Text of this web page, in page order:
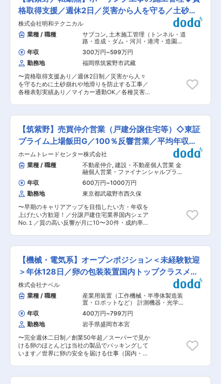
様々なニーズを充たすトータルな態勢を整えてき
ました。 変更の範囲：会社の定める業務
す。 変更の範囲：会社の定める業務
当・家族手当あり。地域に根差しながら社内SEと
して専門性を磨けます。 ■募集背景 当社はキリ
ンホールディングス、KDDI、資生堂ジャパンな
ど大手企業との取引実績を持つ包装資材メーカー
です。グループ会社の拡大や事業成長に伴い、情
報システム体制強化のため即戦力となる社内SEを
募集します。 ■業務概要 グループ会社を含む社
内システムの運用・改善・保守を担当いただきま
す。単なる運用ではなく、現場の課題や要望を直
接ヒアリングしながら、システムの企画・設計・
改善まで主体的に携われるポジションです。社員
との距離が近く、自身が手掛けた仕組みが業務効
率化につながる実感を得られます。 ■業務詳細
開発、運用支援 ・新規アプリや業務改善ツールの
企画、設計 ・社内ネットワークの維持管理 ・
PC、iPad、携帯電話などIT資産の管理 ・オンプ
レミスサーバーの保守、セキュリティ管理 ・情報
セキュリティ対策の推進 ・グループ会社を含む各
部門からの問い合わせ対応 ■入社後のミッション
グループ会社を含むシステム運用を担いながら、
現場の業務課題を発見し、kintoneを活用した業
務改善や新規アプリ開発を推進いただきます。 将
来的には一つのプロジェクトを主体的に担当し、
当社全体のDX推進を牽引いただくことを期待し
ています。 ■ポジションの魅力 ・請負開発では
なく、社内ユーザーの声を直接聞きながら改善に
用・改善まで幅広く経験可能 ・情報システム課３
名体制で協力しながら課題解決を推進 ・安定した
われる ・年間休日123日、転勤原則なしで腰を据
えて働ける環境 変更の範囲：会社の定める業務
格取得支援／週休2日／災害から人を守る／土砂崩
れ防止他
株式会社明和テクニカル
業種 / 職種
サブコン, 土木施工管理（トンネル・道
路・造成・ダム・河川・港湾・造園な
ど） 土木施工管理（上下水道）
年収 300万円~599万円
勤務地
福岡県筑紫野市武藏
〜資格取得支援あり／週休2日制／災害から人々
を守るために土砂崩れや地滑りを防止する工事／
各種表彰実績あり／マイカー通勤OK／各種災害
すべり対策工事、 基礎土留工事等の施工管理業務
全般をお任せします。 ◇具体的には工程表管理、
写真管理、提出書類作成などを担当します。 ◇エ
リア／九州全域、中国地方中心 ◇出張・宿泊／現
場によっては短期宿泊出張があります。 ※各現場
での宿泊費は、出張費手当として会社負担です。
■工事実績： https://www.meiwa-t.com/work/
■有資格者： ◇1級土木施工管理技士／11名 ◇2
級土木施工管理技士／3名 ◇グラウンドアンカー
施工士／3名 ◇監理技術者講習修了者／11名 ■各
種表彰： ◇表彰状／国土交通省九州地方整備局
◇顕彰状（建設マスター）／2名 ◇表彰状／国土
交通省九州地方整備局佐賀国道事務所長1名など
■当社の特徴： ◇当社はボーリングの技術を応用
して、法面の地滑り対策工事、基礎土留工 事を行
っている。特殊土木工事の専門企業です。 ◇アー
きるようにすべく、日々業務に励んでいます。 変
更の範囲：無
【筑紫野】売買仲介営業（戸建分譲住宅等）◇東証
プライム上場飯田G／100％反響営業／平均年収
870万
ホームトレードセンター株式会社
業種 / 職種
不動産仲介, 建設・不動産個人営業 金
融個人営業・ファイナンシャルプラン
ナー
年収 600万円~1000万円
勤務地
東京都武蔵野市西久保
〜早期のキャリアアップを目指したい方・年収を
上げたい方歓迎！／分譲戸建住宅業界国内シェア
No.１／質の高い反響が月に10〜30件・成約率は
ただきます。飯田グループホールディングスの各
社が手がける物件を中心に、お客様の希望に合っ
た住宅をご案内します。 ■業務の流れ ◎お問い合
わせ対応・商談 ◎物件探し、内覧のご案内 ◎成
約・住宅ローンなどの手続き ※扱う物件の価格は
土地代含め3000万円〜5000万円ほどがメイン ※
反響営業（一部ポスティングなどもお任せしま
す） ※1店舗5〜10名ほどで対応しています。 ■反
響数の多さ＆高い成約率 「高品質かつ低価格」の
案件を扱っており、広告費にも費用をかけている
ので、反響数が他社よりも多いことが特徴です。
月に１人あたり20件から30件程の反響数があり
ます。成約数は平均月２件ほどで多い人は月８件
程あります。 ■高インセンティブ インセンティ
ブは2種類ございます。 ・月ごとに仲介した手数
料に応じて支給 ・3ヶ月ごとの販売棟数が一定件
【機械・電気系】オープンポジション＜未経験歓迎
＞年休128日／卵の包装装置国内トップクラスメー
カー
株式会社ナベル
業種 / 職種
産業用装置（工作機械・半導体製造装
置・ロボットなど） 計測機器・光学機
器・精密機器・分析機器
業機械・ロボット 組立・その他製造職
年収 400万円~799万円
勤務地
岩手県盛岡市本宮
〜完全週休二日制／創業50年超／スーパーで見か
ける卵のほとんどは当社の製品でパッキングして
います／世界に卵の安全を届ける仕事（国内・世
社・一部拠点で機械電気系職種をお任せいたしま